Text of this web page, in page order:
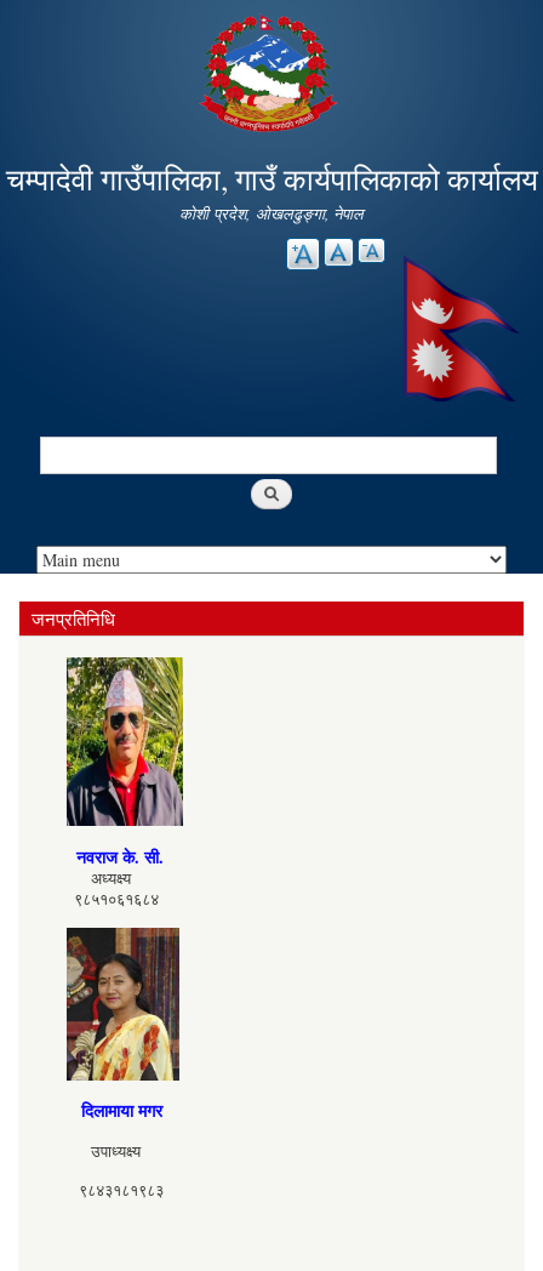
main
content
चम्पादेवी गाउँपालिका, गाउँ कार्यपालिकाको कार्यालय
कोशी प्रदेश, ओखलढुङ्गा, नेपाल
Search
जनप्रतिनिधि
नवराज के. सी.
अध्यक्ष्य
९८५१०६१६८४
दिलामाया मगर
उपाध्यक्ष्य
९८४३१८१९८३